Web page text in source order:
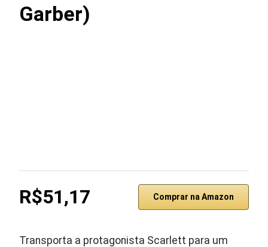
Garber)
R$51,17 Comprar na Amazon
Transporta a protagonista Scarlett para um